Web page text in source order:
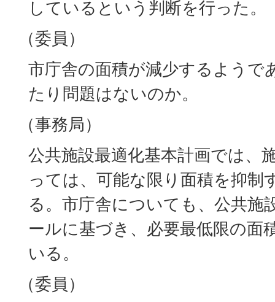
しているという判断を行った。
（委員）
市庁舎の面積が減少するようで
たり問題はないのか。
（事務局）
公共施設最適化基本計画では、
っては、可能な限り面積を抑制
る。市庁舎についても、公共施
ールに基づき、必要最低限の面
いる。
（委員）